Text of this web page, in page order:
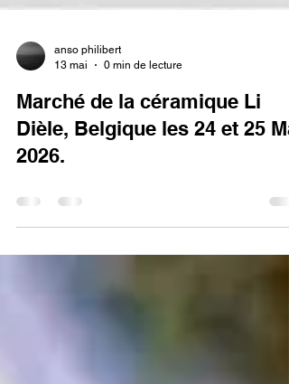
anso philibert
13 mai
0 min de lecture
Dièle, Belgique les 24 et 25
2026.